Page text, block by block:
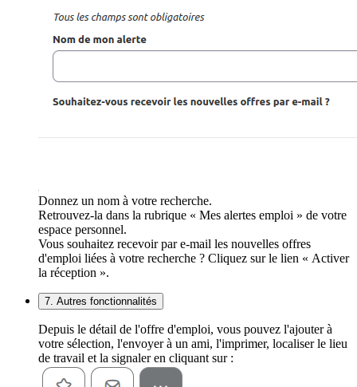
Donnez un nom à votre recherche.
Retrouvez-la dans la rubrique « Mes alertes emploi » de votre
espace personnel.
Vous souhaitez recevoir par e-mail les nouvelles offres
d'emploi liées à votre recherche ? Cliquez sur le lien « Activer
la réception ».
7. Autres fonctionnalités
Depuis le détail de l'offre d'emploi, vous pouvez l'ajouter à
votre sélection, l'envoyer à un ami, l'imprimer, localiser le lieu
de travail et la signaler en cliquant sur :